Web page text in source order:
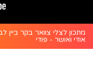
מתכון לצלי צוואר בקר ביין
אודי ואושר - פודי